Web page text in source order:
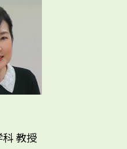
科 教授
メリカに留学して、
ました。「あなたは
か」ということを常
カでの学びは、私に
す。受け身に学ぶの
ということを、現
である「親はどのよ
学院で受けた「子
/海外に拠点を持つ
ーカー/金融・保険/
室乗務員・グランド
員/法務省/NGO職員